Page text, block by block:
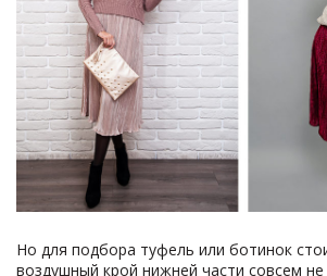
Но для подбора туфель или ботинок
воздушный крой нижней части совсем